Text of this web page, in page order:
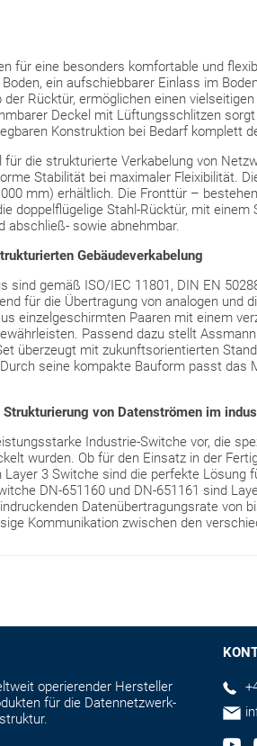
für eine besonders komfortable und
ein aufschiebbarer Einlass im
Rücktür, ermöglichen einen
Deckel mit Lüftungsschlitzen
Konstruktion bei Bedarf komplett
die strukturierte Verkabelung von
Stabilität bei maximaler Fleixibilität.
mm) erhältlich. Die Fronttür –
doppelflügelige Stahl-Rücktür, mit einem
abschließ- sowie abnehmbar.
Gebäudeverkabelung
sind gemäß ISO/IEC 11801, DIN EN
für die Übertragung von analogen und
einzelgeschirmten Paaren mit einem
Passend dazu stellt
überzeugt mit zukunftsorientierten
seine kompakte Bauform passt das
von Datenströmen im
Industrie-Switche vor, die
wurden. Ob für den Einsatz in der
3 Switche sind die perfekte Lösung
DN-651160 und DN-651161 sind
Datenübertragungsrate von
Kommunikation zwischen den
operierender Hersteller
für die Datennetzwerk-